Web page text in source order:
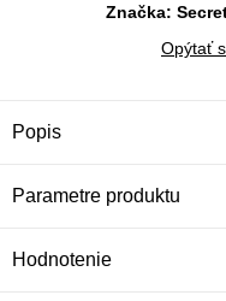
Značka:
Opýtať
Popis
Parametre produktu
Hodnotenie